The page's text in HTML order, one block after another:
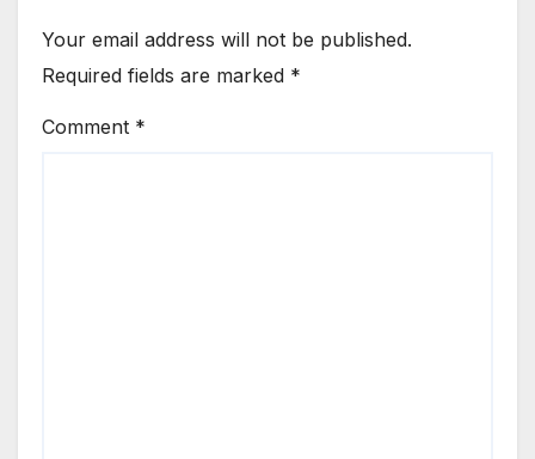
Your email address will not be published.
Required fields are marked *
Comment *